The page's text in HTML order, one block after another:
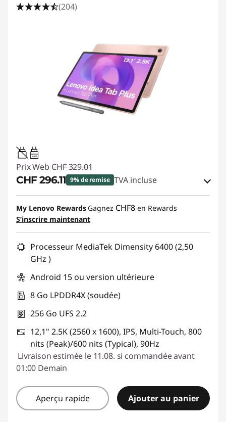
(204)
20W-60W
USB PD
Prix Web CHF 329.01
CHF 296.11 9% de remise TVA incluse
Bons de réduction en ligne :-CHF 32.90
Code de réduction :
My Lenovo Rewards Gagnez CHF8 en Rewards
S’inscrire maintenant
Processeur MediaTek Dimensity 6400 (2,50
GHz )
Android 15 ou version ultérieure
8 Go LPDDR4X (soudée)
256 Go UFS 2.2
12,1" 2.5K (2560 x 1600), IPS, Multi-Touch, 800
nits (Peak)/600 nits (Typical), 90Hz
Livraison estimée le 11.08. si commandée avant
01:00 Demain
Aperçu rapide Ajouter au panier